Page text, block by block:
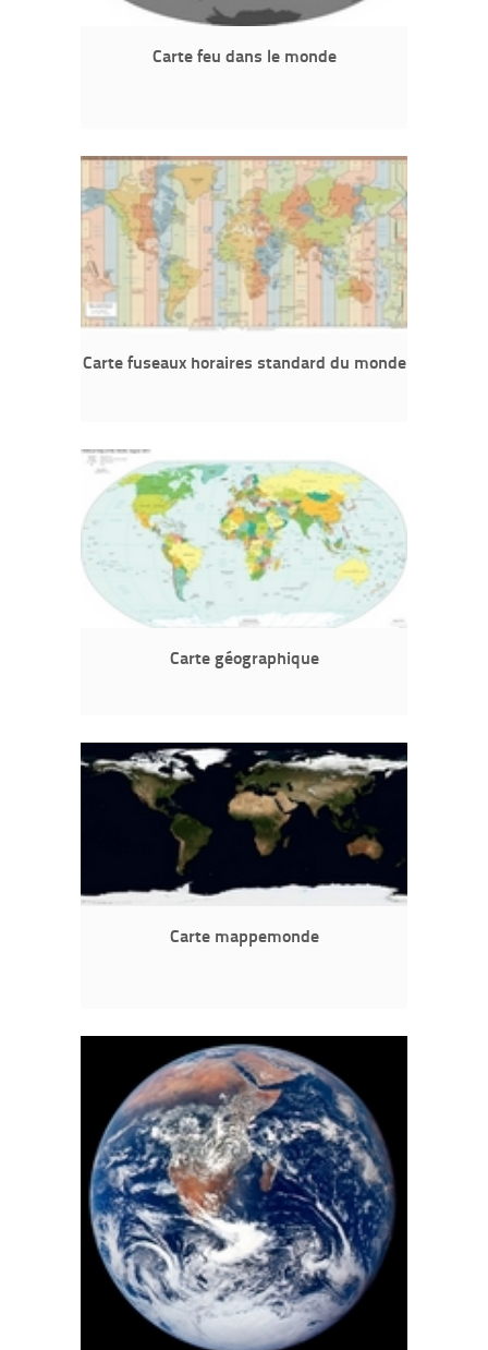
Carte feu dans le monde
Carte fuseaux horaires standard du monde
Carte géographique
Carte mappemonde